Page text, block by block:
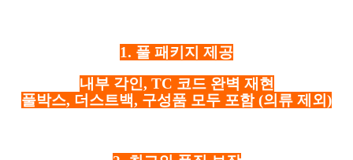
1. 풀 패키지 제공
내부 각인, TC 코드 완벽 재현
풀박스, 더스트백, 구성품 모두 포함 (의류 제외)